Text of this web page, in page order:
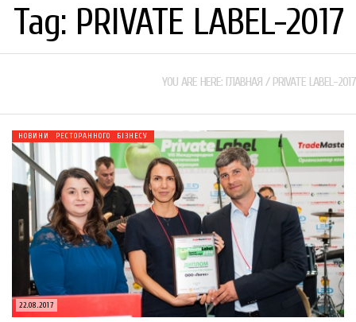
ФРАНЧАЙЗИНГ
Tag: PRIVATE LABEL-2017
YOU ARE HERE: ГЛАВНАЯ / PRIVATE LABEL-2017
22.08.2017
НОВИНИ РЕСТОРАННОГО БІЗНЕСУ